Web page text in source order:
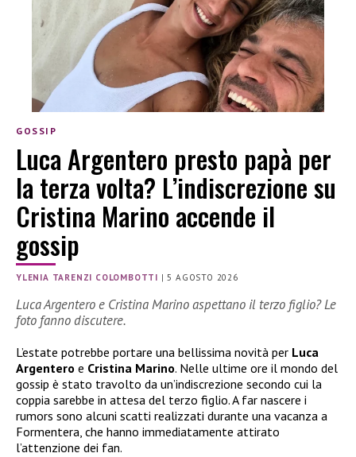
GOSSIP
Luca Argentero presto papà per
la terza volta? L’indiscrezione su
Cristina Marino accende il
gossip
YLENIA TARENZI COLOMBOTTI |5 AGOSTO 2026
Luca Argentero e Cristina Marino aspettano il terzo figlio? Le
foto fanno discutere.
L’estate potrebbe portare una bellissima novità per Luca
Argentero e Cristina Marino. Nelle ultime ore il mondo del
gossip è stato travolto da un’indiscrezione secondo cui la
coppia sarebbe in attesa del terzo figlio. A far nascere i
rumors sono alcuni scatti realizzati durante una vacanza a
Formentera, che hanno immediatamente attirato
l’attenzione dei fan.